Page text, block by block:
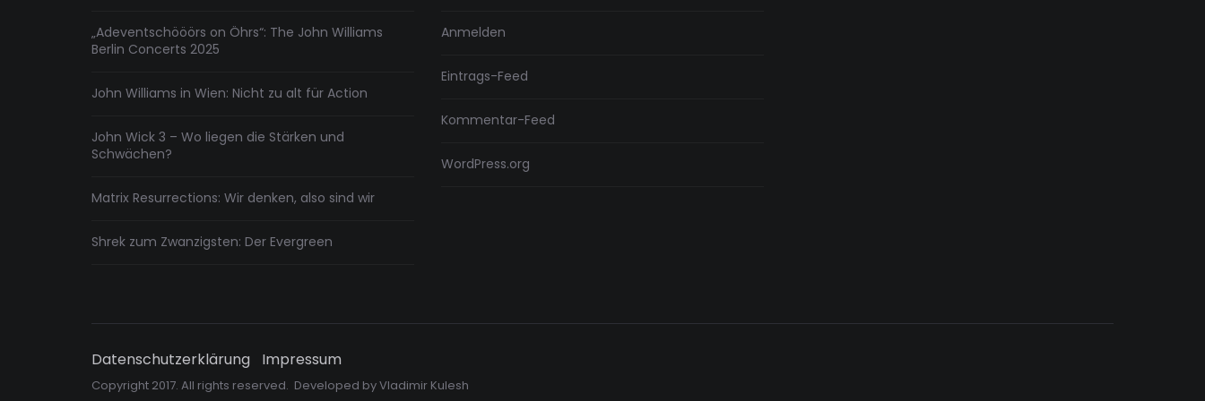
„Adeventschööörs on Öhrs“: The John Williams
Berlin Concerts 2025
John Williams in Wien: Nicht zu alt für Action
John Wick 3 – Wo liegen die Stärken und
Schwächen?
Matrix Resurrections: Wir denken, also sind wir
Shrek zum Zwanzigsten: Der Evergreen
Anmelden
Eintrags-Feed
Kommentar-Feed
WordPress.org
Datenschutzerklärung Impressum
Copyright 2017. All rights reserved. Developed byVladimir Kulesh